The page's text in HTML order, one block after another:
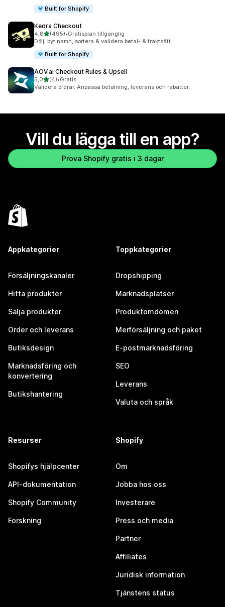
Built for Shopify
Kedra Checkout
4,8av 5 stjärnor
(495)
495 recensioner totalt
•Gratisplan tillgänglig
Dölj, byt namn, sortera & validera betal- & fraktsätt
Built for Shopify
AOV.ai Checkout Rules & Upsell
5,0av 5 stjärnor
(4)
4 recensioner totalt
•Gratis
Validera ordrar. Anpassa betalning, leverans och rabatter.
Vill du lägga till en app?
Prova Shopify gratis i 3 dagar
Appkategorier
Försäljningskanaler
Hitta produkter
Sälja produkter
Order och leverans
Butiksdesign
Marknadsföring och
konvertering
Butikshantering
Toppkategorier
Dropshipping
Marknadsplatser
Produktomdömen
Merförsäljning och paket
E-postmarknadsföring
SEO
Leverans
Valuta och språk
Resurser
Shopifys hjälpcenter
API-dokumentation
Shopify Community
Forskning
Shopify
Om
Jobba hos oss
Investerare
Press och media
Partner
Affiliates
Juridisk information
Tjänstens status